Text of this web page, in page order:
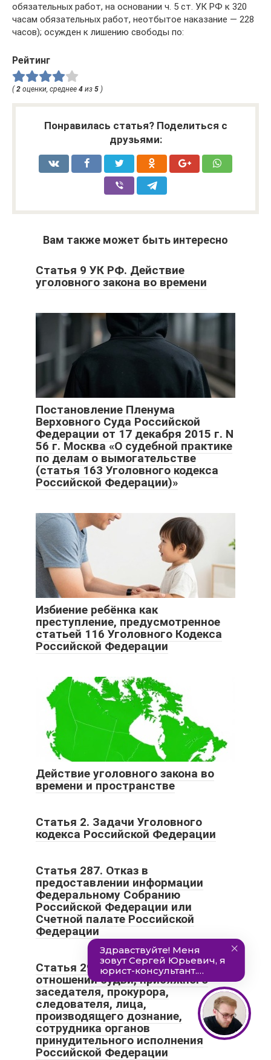
обязательных работ, на основании ч. 5 ст. УК РФ к 320
часам обязательных работ, неотбытое наказание — 228
часов); осужден к лишению свободы по:
Рейтинг
(2 оценки, среднее 4 из 5 )
Понравилась статья? Поделиться с
друзьями:
Вам также может быть интересно
Статья 9 УК РФ. Действие
уголовного закона во времени
Постановление Пленума
Верховного Суда Российской
Федерации от 17 декабря 2015 г. N
56 г. Москва «О судебной практике
по делам о вымогательстве
(статья 163 Уголовного кодекса
Российской Федерации)»
Избиение ребёнка как
преступление, предусмотренное
статьей 116 Уголовного Кодекса
Российской Федерации
Действие уголовного закона во
времени и пространстве
Статья 2. Задачи Уголовного
кодекса Российской Федерации
Статья 287. Отказ в
предоставлении информации
Федеральному Собранию
Российской Федерации или
Счетной палате Российской
Федерации
Статья 298.1. Клевета в
отношении судьи, присяжного
заседателя, прокурора,
следователя, лица,
производящего дознание,
сотрудника органов
принудительного исполнения
Российской Федерации